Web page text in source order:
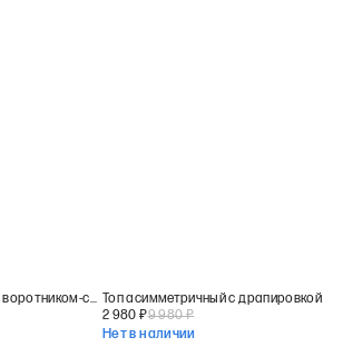
Жакет прилегающий с воротником-стойкой
Топ асимметричный с драпировкой
2 980 ₽9 980₽
Нет в наличии